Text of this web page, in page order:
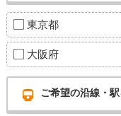
東京都
大阪府
ご希望の沿線・